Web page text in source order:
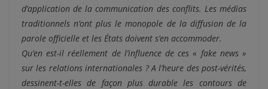
d’application de la communication des conflits. Les médias
traditionnels n’ont plus le monopole de la diffusion de la
parole officielle et les États doivent s’en accommoder.
Qu’en est-il réellement de l’influence de ces « fake news »
sur les relations internationales ? A l’heure des post-vérités,
dessinent-t-elles de façon plus durable les contours de